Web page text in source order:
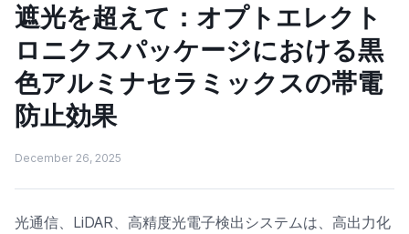
遮光を超えて：オプトエレクト
ロニクスパッケージにおける黒
色アルミナセラミックスの帯電
防止効果
December 26, 2025
光通信、LiDAR、高精度光電子検出システムは、高出力化